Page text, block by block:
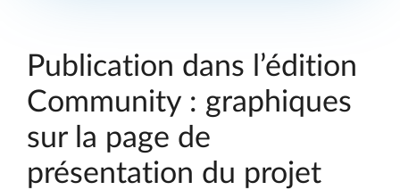
Publication dans l’édition
Community : graphiques
sur la page de
présentation du projet